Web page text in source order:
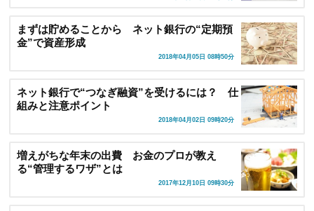
まずは貯めることから ネット銀行の“定期預
金”で資産形成
2018年04月05日 08時50分
ネット銀行で“つなぎ融資”を受けるには？ 仕
組みと注意ポイント
2018年04月02日 09時20分
増えがちな年末の出費 お金のプロが教え
る“管理するワザ”とは
2017年12月10日 09時30分